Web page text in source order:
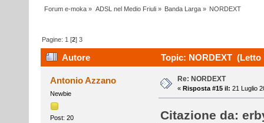
Forum e-moka » ADSL nel Medio Friuli» Banda Larga» NORDEXT
Pagine: 1 [2]3
Autore Topic: NORDEXT (Letto
Antonio Azzano
Newbie
Post: 20
Re: NORDEXT
« Risposta #15 il: 21 Luglio
Citazione da: